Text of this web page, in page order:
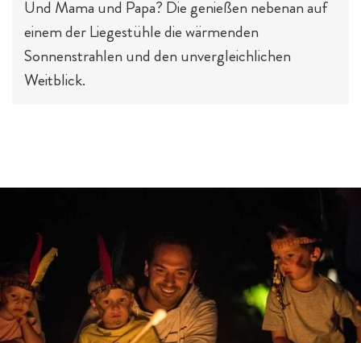
Und Mama und Papa? Die genießen nebenan auf
einem der Liegestühle die wärmenden
Sonnenstrahlen und den unvergleichlichen
Weitblick.